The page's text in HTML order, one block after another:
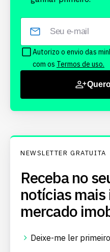
Autorizo o envio das
com os Termos de uso.
NEWSLETTER GRATUITA
Receba no
notícias
mercado
Deixe-me ler